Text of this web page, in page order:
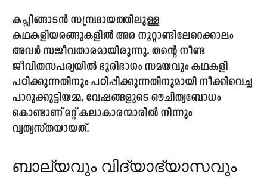
കപ്ലിങ്ങാടൻ സമ്പ്രദായത്തിലുള്ള
കഥകളിയരങ്ങുകളിൽ അര നൂറ്റാണ്ടിലേറെക്കാലം
അവർ സജീവതാരമായിരുന്നു. തന്റെ നീണ്ട
ജീവിതസപര്യയിൽ ഭൂരിഭാഗം സമയവും കഥകളി
പഠിക്കുന്നതിനും പഠിപ്പിക്കുന്നതിനുമായി നീക്കിവെച്ച
പാറുക്കുട്ടിയമ്മ, വേഷങ്ങളുടെ ഔചിത്യബോധം
കൊണ്ടാണ് മറ്റ് കലാകാരന്മാരിൽ നിന്നും
വ്യത്യസ്തയായത്.
ബാല്യവും വിദ്യാഭ്യാസവും